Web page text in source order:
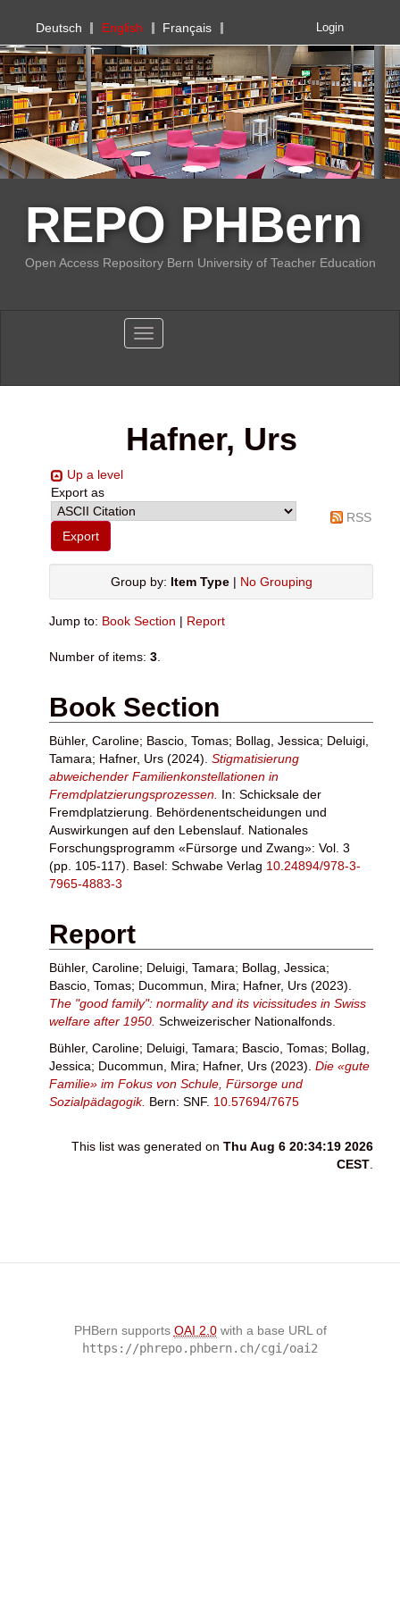
PHBern
Deutsch English Français Login
REPO PHBern
Open Access Repository Bern University of Teacher Education
Toggle navigation
Hafner, Urs
Up a level
Export as
RSS
Group by: Item Type| No Grouping
Jump to: Book Section | Report
Number of items: 3
Book Section
Bühler, Caroline; Bascio, Tomas; Bollag, Jessica; Deluigi,
Tamara; Hafner, Urs (2024). Stigmatisierung
abweichender Familienkonstellationen in
Fremdplatzierungsprozessen. In: Schicksale der
Fremdplatzierung. Behördenentscheidungen und
Auswirkungen auf den Lebenslauf. Nationales
Forschungsprogramm «Fürsorge und Zwang»: Vol. 3
(pp. 105-117). Basel: Schwabe Verlag 10.24894/978-3-
7965-4883-3
Report
Bühler, Caroline; Deluigi, Tamara; Bollag, Jessica;
Bascio, Tomas; Ducommun, Mira; Hafner, Urs (2023).
The "good family": normality and its vicissitudes in Swiss
welfare after 1950. Schweizerischer Nationalfonds.
Bühler, Caroline; Deluigi, Tamara; Bascio, Tomas; Bollag,
Jessica; Ducommun, Mira; Hafner, Urs (2023). Die «gute
Familie» im Fokus von Schule, Fürsorge und
Sozialpädagogik. Bern: SNF. 10.57694/7675
This list was generated on Thu Aug 6 20:34:19 2026
CEST
PHBern supports OAI 2.0with a base URL of
https://phrepo.phbern.ch/cgi/oai2